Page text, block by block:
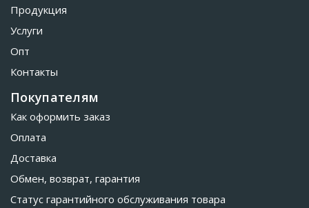
Продукция
Услуги
Опт
Контакты
Покупателям
Как оформить заказ
Оплата
Доставка
Обмен, возврат, гарантия
Статус гарантийного обслуживания товара